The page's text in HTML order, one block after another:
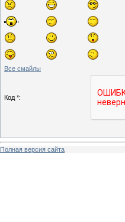
Все смайлы
Код *:
Полная версия сайта